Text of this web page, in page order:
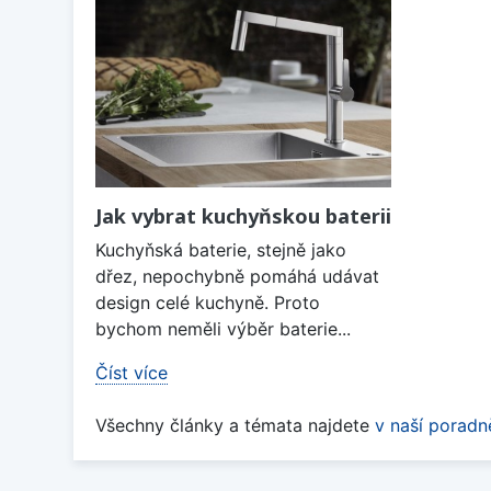
Jak vybrat kuchyňskou baterii
Kuchyňská baterie, stejně jako
dřez, nepochybně pomáhá udávat
design celé kuchyně. Proto
bychom neměli výběr baterie...
Číst více
Všechny články a témata najdete v naší